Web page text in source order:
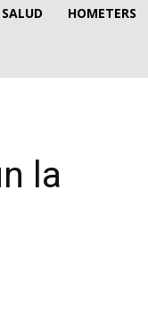
SALUD HOMETERS
la